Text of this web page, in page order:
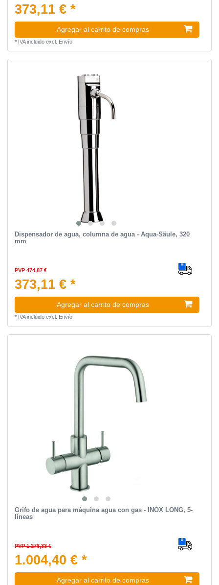
373,11 € *
Agregar al carrito de compras
* IVA incluidoexcl. Envío
Dispensador de agua, columna de agua - Aqua-Säule, 320
mm
PVP 474,87 €
373,11 € *
Agregar al carrito de compras
* IVA incluidoexcl. Envío
Grifo de agua para máquina agua con gas - INOX LONG, 5-
líneas
PVP 1.278,33 €
1.004,40 € *
Agregar al carrito de compras